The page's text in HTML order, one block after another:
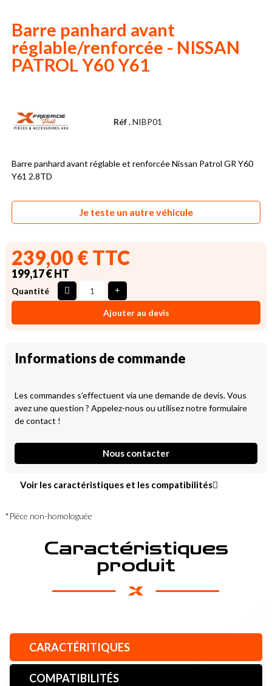
Barre panhard avant
réglable/renforcée - NISSAN
PATROL Y60 Y61
Réf .NIBP01
Barre panhard avant réglable et renforcée Nissan Patrol GR Y60
Y61 2.8TD
Je teste un autre véhicule
239,00 € TTC
199,17 € HT
Quantité
Ajouter au devis
Informations de commande
Les commandes s’effectuent via une demande de devis. Vous
avez une question ? Appelez-nous ou utilisez notre formulaire
de contact !
Nous contacter
Voir les caractéristiques et les compatibilités
*Pièce non-homologuée
Caractéristiques
produit
CARACTÉRITIQUES
COMPATIBILITÉS